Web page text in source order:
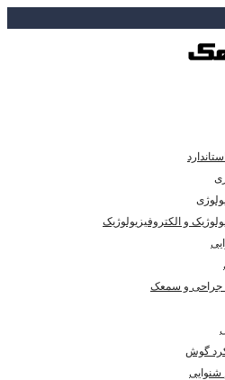
و الکتروفیزیولوژیک
جراحی و سمعک
گوش
شنوایی